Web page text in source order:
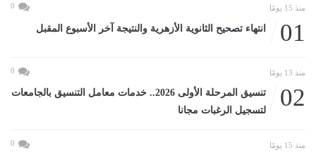
منذ 15 يومًا 0
01 انتهاء تصحيح الثانوية الأزهرية والنتيجة آخر الأسبوع المقبل
منذ 13 يومًا 0
02
تنسيق المرحلة الأولى 2026.. خدمات معامل التنسيق بالجامعات
لتسجيل الرغبات مجانا
منذ 15 يومًا 0